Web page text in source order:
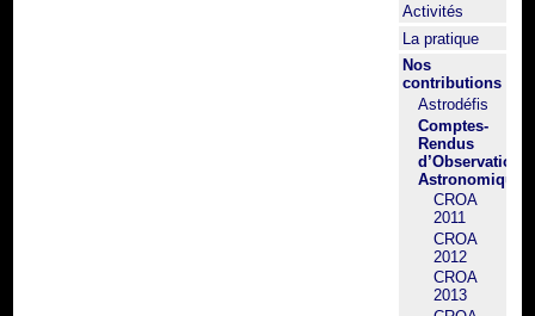
Activités
La pratique
Nos
contributions
Astrodéfis
Comptes-
Rendus
d’Observation
Astronomique
CROA
2011
CROA
2012
CROA
2013